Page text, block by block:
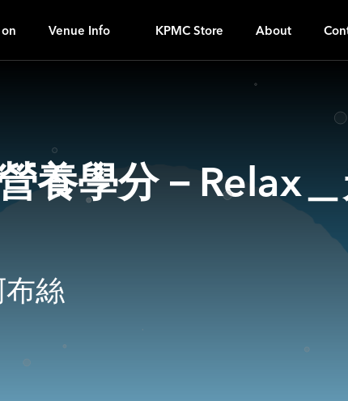
Venue Info KPMC Store About
養學分－Relax＿
絲